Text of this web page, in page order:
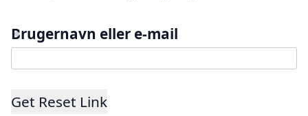
Brugernavn eller e-mail